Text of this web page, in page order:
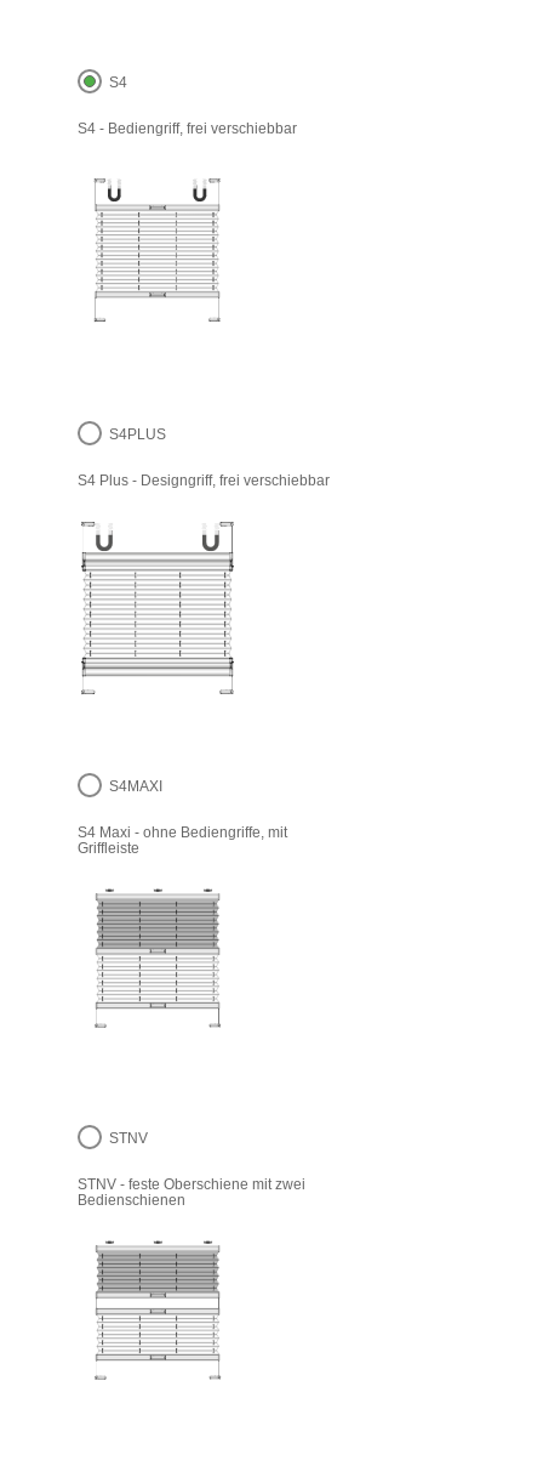
S4
S4 - Bediengriff, frei verschiebbar
S4PLUS
S4 Plus - Designgriff, frei verschiebbar
S4MAXI
S4 Maxi - ohne Bediengriffe, mit
Griffleiste
STNV
STNV - feste Oberschiene mit zwei
Bedienschienen